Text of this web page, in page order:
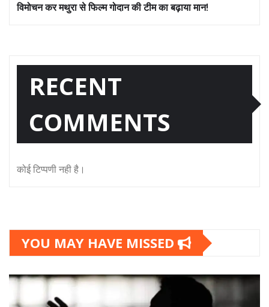
विमोचन कर मथुरा से फिल्म गोदान की टीम का बढ़ाया मान!
RECENT
COMMENTS
कोई टिप्पणी नही है।
YOU MAY HAVE MISSED